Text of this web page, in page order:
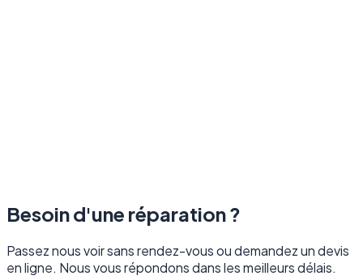
Besoin d'une réparation ?
Passez nous voir sans rendez-vous ou demandez un devis
en ligne. Nous vous répondons dans les meilleurs délais.